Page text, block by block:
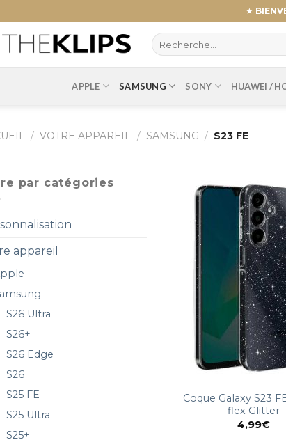
★
APPLE SAMSUNG SONY HUAWEI /
/ VOTRE APPAREIL / SAMSUNG / S23 FE
par catégories
appareil
S26 Ultra
S26+
S26 Edge
S26
S25 FE
S25 Ultra
S25+
Coque Galaxy S23
flex Glitter
4,99€